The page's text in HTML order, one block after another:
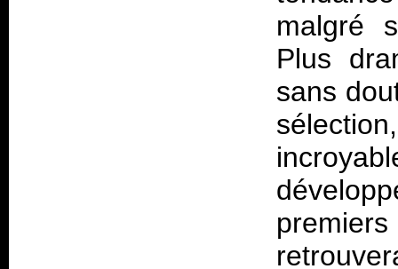
malgré
Plus
sans